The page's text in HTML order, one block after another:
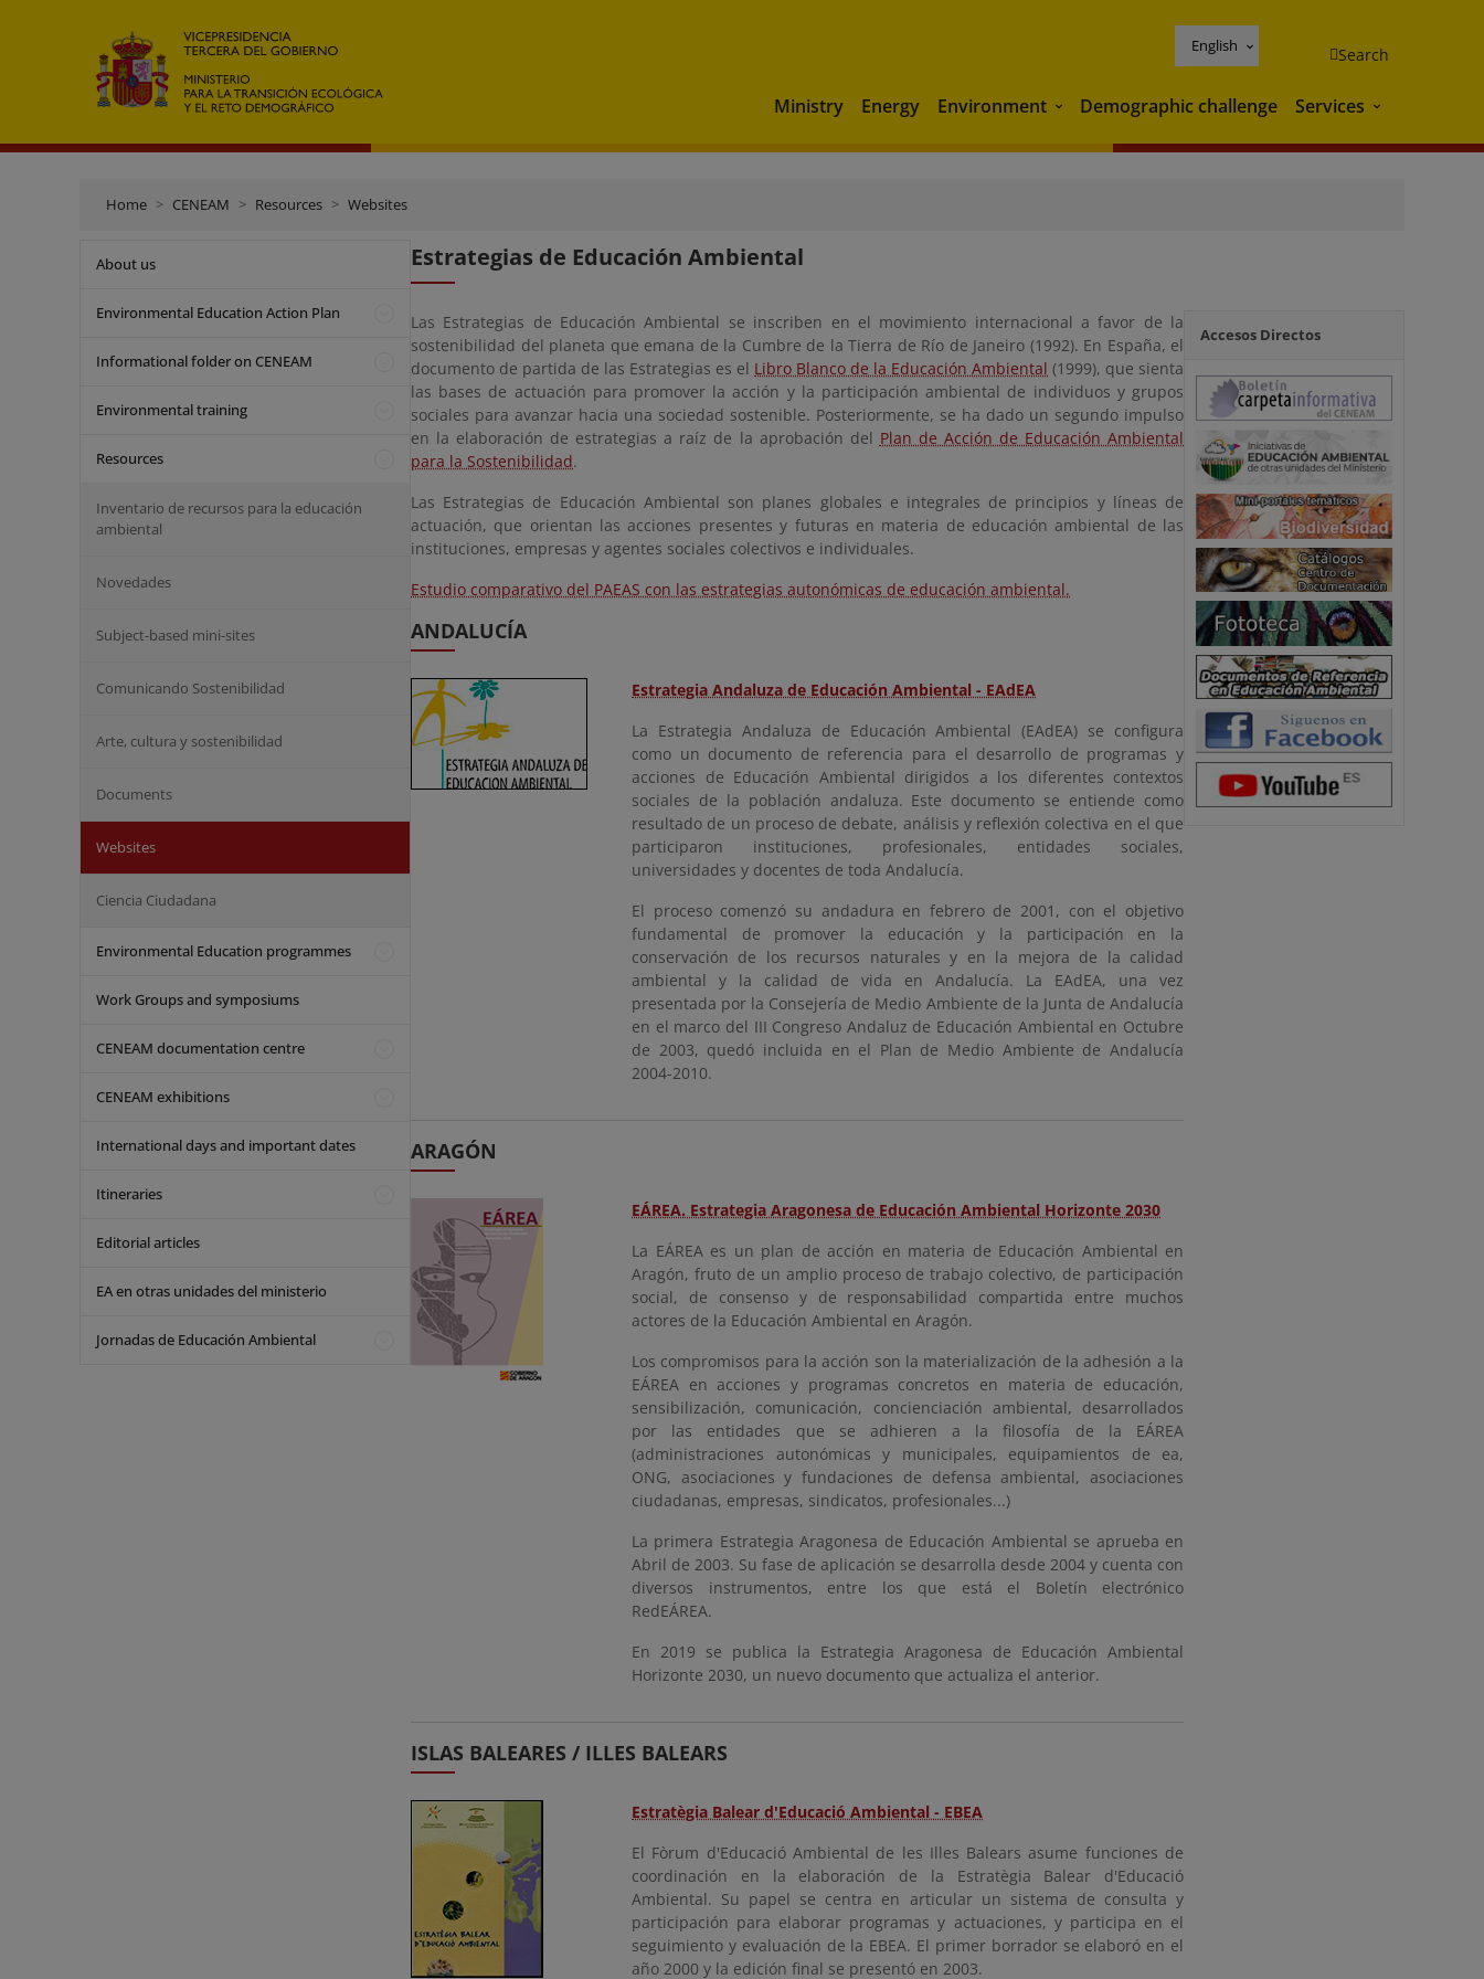
English Search
Ministry Energy Environment Environment
Demographic challenge Services Services
Home CENEAM Resources Websites
About us
Environmental Education Action Plan
Informational folder on CENEAM
Environmental training
Resources
Inventario de recursos para la educación
ambiental
Novedades
Subject-based mini-sites
Comunicando Sostenibilidad
Arte, cultura y sostenibilidad
Documents
Websites
Ciencia Ciudadana
Environmental Education programmes
Work Groups and symposiums
CENEAM documentation centre
CENEAM exhibitions
International days and important dates
Itineraries
Editorial articles
EA en otras unidades del ministerio
Jornadas de Educación Ambiental
Estrategias de Educación Ambiental
Las Estrategias de Educación Ambiental se inscriben en el movimiento internacional a favor de la
sostenibilidad del planeta que emana de la Cumbre de la Tierra de Río de Janeiro (1992). En España, el
documento de partida de las Estrategias es el Libro Blanco de la Educación Ambiental (1999), que sienta
las bases de actuación para promover la acción y la participación ambiental de individuos y grupos
sociales para avanzar hacia una sociedad sostenible. Posteriormente, se ha dado un segundo impulso
en la elaboración de estrategias a raíz de la aprobación del Plan de Acción de Educación Ambiental
para la Sostenibilidad.
Las Estrategias de Educación Ambiental son planes globales e integrales de principios y líneas de
actuación, que orientan las acciones presentes y futuras en materia de educación ambiental de las
instituciones, empresas y agentes sociales colectivos e individuales.
Estudio comparativo del PAEAS con las estrategias autonómicas de educación ambiental.
ANDALUCÍA
Estrategia Andaluza de Educación Ambiental - EAdEA
La Estrategia Andaluza de Educación Ambiental (EAdEA) se configura
como un documento de referencia para el desarrollo de programas y
acciones de Educación Ambiental dirigidos a los diferentes contextos
sociales de la población andaluza. Este documento se entiende como
resultado de un proceso de debate, análisis y reflexión colectiva en el que
participaron instituciones, profesionales, entidades sociales,
universidades y docentes de toda Andalucía.
El proceso comenzó su andadura en febrero de 2001, con el objetivo
fundamental de promover la educación y la participación en la
conservación de los recursos naturales y en la mejora de la calidad
ambiental y la calidad de vida en Andalucía. La EAdEA, una vez
presentada por la Consejería de Medio Ambiente de la Junta de Andalucía
en el marco del III Congreso Andaluz de Educación Ambiental en Octubre
de 2003, quedó incluida en el Plan de Medio Ambiente de Andalucía
2004-2010.
ARAGÓN
EÁREA. Estrategia Aragonesa de Educación Ambiental Horizonte 2030
La EÁREA es un plan de acción en materia de Educación Ambiental en
Aragón, fruto de un amplio proceso de trabajo colectivo, de participación
social, de consenso y de responsabilidad compartida entre muchos
actores de la Educación Ambiental en Aragón.
Los compromisos para la acción son la materialización de la adhesión a la
EÁREA en acciones y programas concretos en materia de educación,
sensibilización, comunicación, concienciación ambiental, desarrollados
por las entidades que se adhieren a la filosofía de la EÁREA
(administraciones autonómicas y municipales, equipamientos de ea,
ONG, asociaciones y fundaciones de defensa ambiental, asociaciones
ciudadanas, empresas, sindicatos, profesionales...)
La primera Estrategia Aragonesa de Educación Ambiental se aprueba en
Abril de 2003. Su fase de aplicación se desarrolla desde 2004 y cuenta con
diversos instrumentos, entre los que está el Boletín electrónico
RedEÁREA.
En 2019 se publica la Estrategia Aragonesa de Educación Ambiental
Horizonte 2030, un nuevo documento que actualiza el anterior.
ISLAS BALEARES / ILLES BALEARS
Estratègia Balear d'Educació Ambiental - EBEA
El Fòrum d'Educació Ambiental de les Illes Balears asume funciones de
coordinación en la elaboración de la Estratègia Balear d'Educació
Ambiental. Su papel se centra en articular un sistema de consulta y
participación para elaborar programas y actuaciones, y participa en el
seguimiento y evaluación de la EBEA. El primer borrador se elaboró en el
año 2000 y la edición final se presentó en 2003.
Accesos Directos